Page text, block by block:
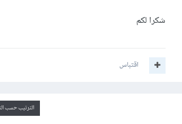
شكرا لكم
اقتباس
الترتيب حسب